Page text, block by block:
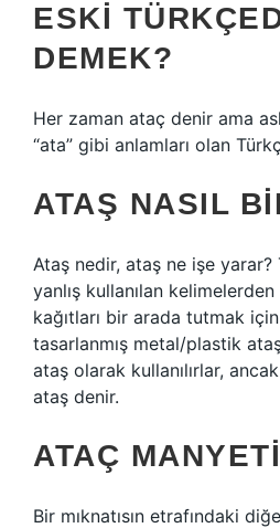
ESKI
DEMEK?
Her zaman ataç denir ama
“ata” gibi anlamları olan
ATAŞ NASIL
Ataş nedir, ataş ne işe
yanlış kullanılan kelimelerden
kağıtları bir arada tutmak
tasarlanmış metal/plastik
ataş olarak kullanılırlar,
ataş denir.
ATAÇ
Bir mıknatısın etrafındaki